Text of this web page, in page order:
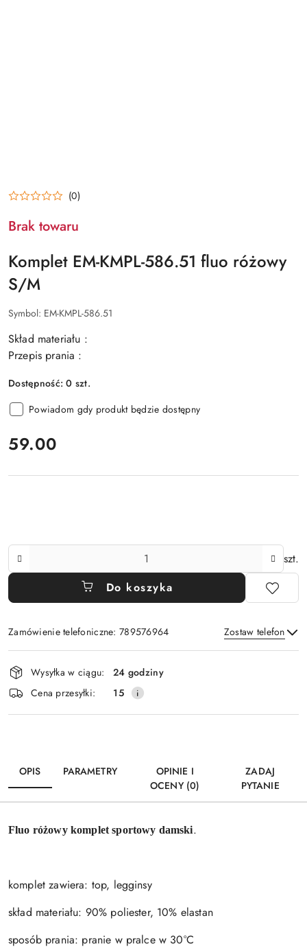
(0)
Brak towaru
Komplet EM-KMPL-586.51 fluo różowy
S/M
Symbol: EM-KMPL-586.51
Skład materiału :
Przepis prania :
Dostępność:0 szt.
Powiadom gdy produkt będzie dostępny
cena:
59.00
Ilość
szt.
Do koszyka
Zamówienie telefoniczne: 789576964 Zostaw telefon
Wyślij
Dostępność
i
dostawa
Wysyłka w ciągu:
24 godziny
Cena przesyłki:
15
OPIS PARAMETRY
OPINIE I
OCENY (0)
ZADAJ
PYTANIE
Fluo różowy komplet sportowy damski.
komplet zawiera: top, legginsy
skład materiału: 90% poliester, 10% elastan
sposób prania: pranie w pralce w 30°C